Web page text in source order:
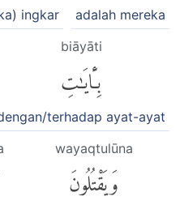
adalah mereka
ingkar
biāyāti
بِـَٔايَٰتِ
terhadap ayat-ayat
wayaqtulūna
وَيَقْتُلُونَ